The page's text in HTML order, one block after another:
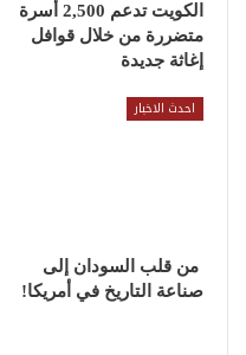
الكويت تدعم 2,500 أسرة
متضررة من خلال قوافل
إغاثة جديدة
احدث الاخبار
من قلب السودان إلى
صناعة التاريخ في أمريكا!